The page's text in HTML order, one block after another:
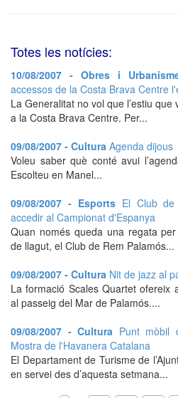
Totes les notícies:
10/08/2007 - Obres i
accessos de la Costa Brava Centre
La Generalitat no vol que l’estiu
a la Costa Brava Centre. Per...
09/08/2007 - Cultura Agenda dijous
Voleu saber què conté avui
Escolteu en Manel...
09/08/2007 - Esports El Club
accedir al Campionat d'Espanya
Quan només queda una regata
de llagut, el Club de Rem Palamós...
09/08/2007 - Cultura Nit de jazz al
La formació Scales Quartet ofereix
al passeig del Mar de Palamós....
09/08/2007 - Cultura Punt mòbil
Mostra de l'Havanera Catalana
El Departament de Turisme de
en servei des d’aquesta setmana...